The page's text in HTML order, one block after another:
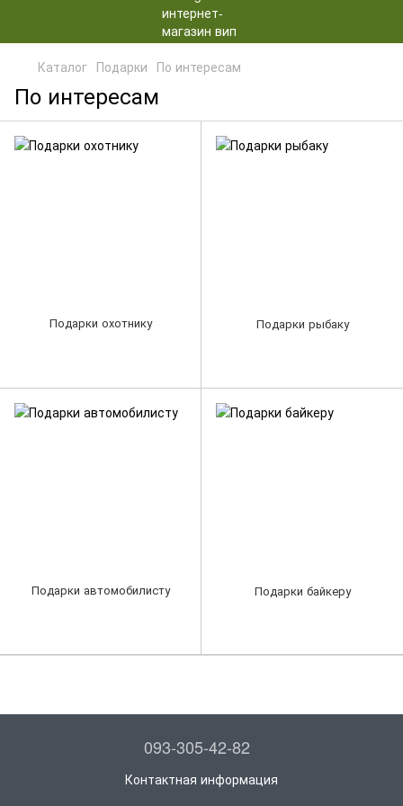
Каталог Подарки По интересам
По интересам
Подарки охотнику Подарки рыбаку
Подарки автомобилисту Подарки байкеру
093-305-42-82
Контактная информация